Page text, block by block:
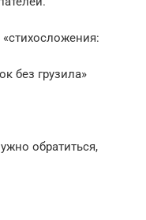
без грузила»
обратиться,